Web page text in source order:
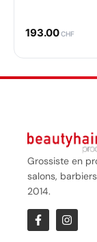
193.00CHF
Grossiste en
salons,
2014.